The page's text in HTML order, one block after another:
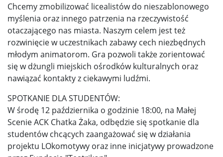
Chcemy zmobilizować licealistów do nieszablonowego
myślenia oraz innego patrzenia na rzeczywistość
otaczającego nas miasta. Naszym celem jest też
rozwinięcie w uczestnikach zabawy cech niezbędnych
młodym animatorom. Gra pozwoli także zorientować
się w dżungli miejskich ośrodków kulturalnych oraz
nawiązać kontakty z ciekawymi ludźmi.
SPOTKANIE DLA STUDENTÓW:
W środę 12 października o godzinie 18:00, na Małej
Scenie ACK Chatka Żaka, odbędzie się spotkanie dla
studentów chcących zaangażować się w działania
projektu LOkomotywy oraz inne inicjatywy prowadzone